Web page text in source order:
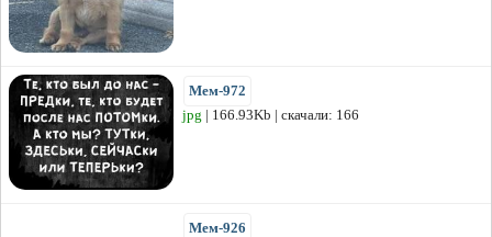
Мем-972
jpg | 166.93Kb | скачали: 166
Мем-926